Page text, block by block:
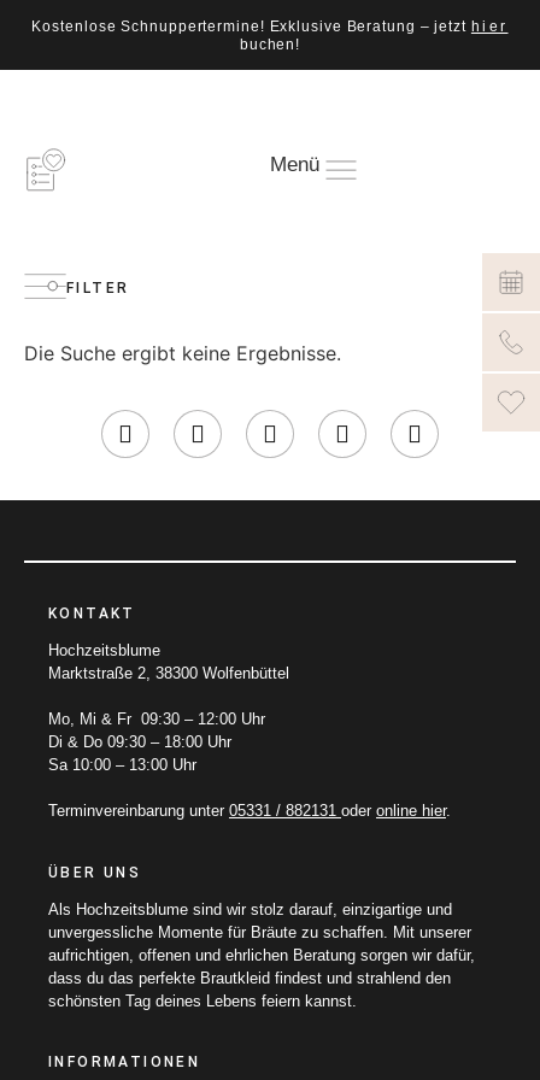
Kostenlose Schnuppertermine! Exklusive Beratung – jetzt hier
buchen!
Menü
FILTER
Die Suche ergibt keine Ergebnisse.
KONTAKT
Hochzeitsblume
Marktstraße 2, 38300 Wolfenbüttel
Mo, Mi & Fr 09:30 – 12:00 Uhr
Di & Do 09:30 – 18:00 Uhr
Sa 10:00 – 13:00 Uhr
Terminvereinbarung unter 05331 / 882131 oder online hier.
ÜBER UNS
Als Hochzeitsblume sind wir stolz darauf, einzigartige und
unvergessliche Momente für Bräute zu schaffen. Mit unserer
aufrichtigen, offenen und ehrlichen Beratung sorgen wir dafür,
dass du das perfekte Brautkleid findest und strahlend den
schönsten Tag deines Lebens feiern kannst.
INFORMATIONEN